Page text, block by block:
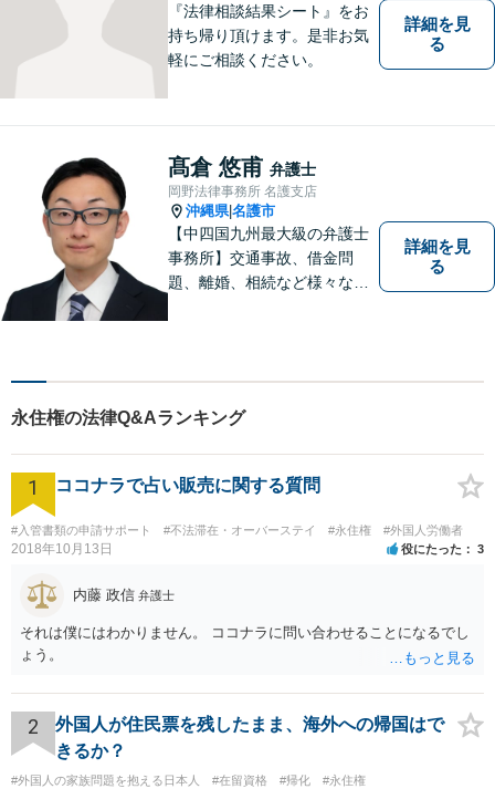
『法律相談結果シート』をお
持ち帰り頂けます。是非お気
軽にご相談ください。
詳細を見
る
髙倉 悠甫 弁護士
岡野法律事務所 名護支店
沖縄県|名護市
【中四国九州最大級の弁護士
事務所】交通事故、借金問
題、離婚、相続など様々な問
い！
詳細を見
る
永住権の法律Q&Aランキング
1 ココナラで占い販売に関する質問
#入管書類の申請サポート #不法滞在・オーバーステイ #永住権 #外国人労働者
2018年10月13日 役にたった 3
内藤 政信 弁護士
それは僕にはわかりません。 ココナラに問い合わせることになるでし
ょう。
2
外国人が住民票を残したまま、海外への帰国はで
きるか？
#外国人の家族問題を抱える日本人 #在留資格 #帰化
#永住権